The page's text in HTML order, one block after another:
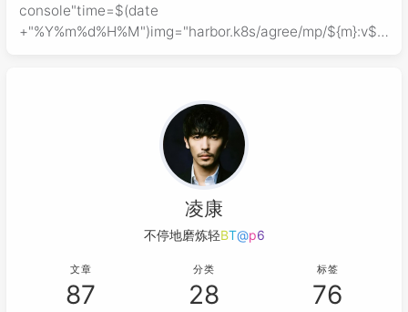
console"time=$(date
+"%Y%m%d%H%M")img="harbor.k8s/agree/mp/${m}:v${v
凌康
不停地磨炼轻易Iw&cC
文章
87
分类
28
标签
76